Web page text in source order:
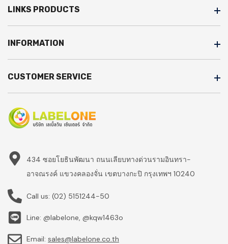
LINKS PRODUCTS
INFORMATION
CUSTOMER SERVICE
434 ซอยโยธินพัฒนา ถนนเลียบทางด่วนรามอินทรา-
อาจณรงค์ แขวงคลองจั่น เขตบางกะปิ กรุงเทพฯ 10240
Call us: (02) 5151244-50
Line: @labelone, @kqw1463o
Email: sales@labelone.co.th